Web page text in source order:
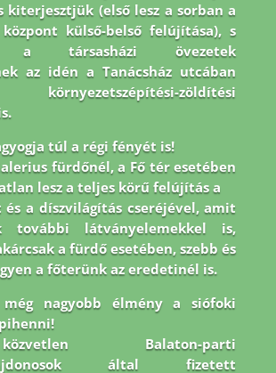
kiterjesztjük (első lesz a sorban a
külső-belső felújítása), s
a társasháziövezetek
az idén a Tanácsház utcában
környezetszépítési-zöldítési
túl a régi fényét is!
fürdőnél, a Fő tér esetében
lesz a teljes körű felújítás a
a díszvilágítás cseréjével, amit
további látványelemekkel is,
a fürdő esetében, szebb és
a főterünk az eredetinél is.
még nagyobb élmény a siófoki
Balaton-parti
által fizetett